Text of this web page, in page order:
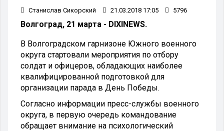
Станислав Сикорский 21.03.2018 17:05 5796
Волгоград, 21 марта - DIXINEWS.
В Волгоградском гарнизоне Южного военного
округа стартовали мероприятия по отбору
солдат и офицеров, обладающих наиболее
квалифицированной подготовкой для
организации парада в День Победы.
Согласно информации пресс-службы военного
округа, в первую очередь командование
обращает внимание на психологический